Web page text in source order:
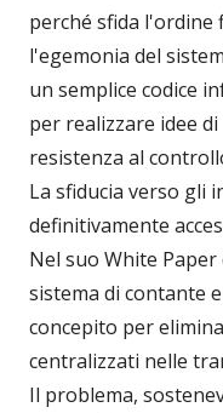
perché sfida
l'egemonia del
un semplice codice
per realizzare idee
resistenza al
La sfiducia verso gli
definitivamente
Nel suo White Paper
sistema di contante
concepito per
centralizzati nelle
Il problema,